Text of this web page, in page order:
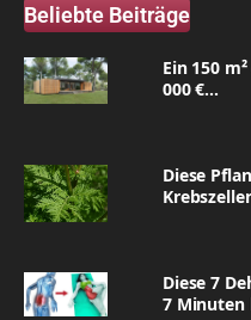
Beliebte Beiträge
Ein 150
000 €...
Diese
Diese 7
7